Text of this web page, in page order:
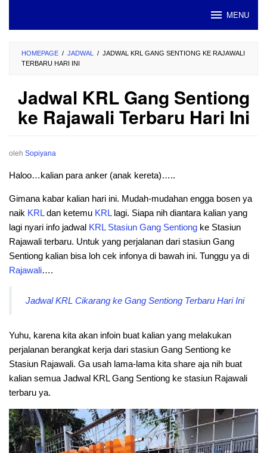
MENU
HOMEPAGE / JADWAL / JADWAL KRL GANG SENTIONG KE RAJAWALI
TERBARU HARI INI
Jadwal KRL Gang Sentiong
ke Rajawali Terbaru Hari Ini
oleh Sopiyana
Haloo…kalian para anker (anak kereta)…..
Gimana kabar kalian hari ini. Mudah-mudahan engga bosen ya
naik KRLdan ketemu KRLlagi. Siapa nih diantara kalian yang
lagi nyari info jadwal KRL Stasiun Gang Sentiong ke Stasiun
Rajawali terbaru. Untuk yang perjalanan dari stasiun Gang
Sentiong kalian bisa loh cek infonya di bawah ini. Tunggu ya di
Rajawali….
Jadwal KRL Cikarang ke Gang Sentiong Terbaru Hari Ini
Yuhu, karena kita akan infoin buat kalian yang melakukan
perjalanan berangkat kerja dari stasiun Gang Sentiong ke
Stasiun Rajawali. Ga usah lama-lama kita share aja nih buat
kalian semua Jadwal KRL Gang Sentiong ke stasiun Rajawali
terbaru ya.